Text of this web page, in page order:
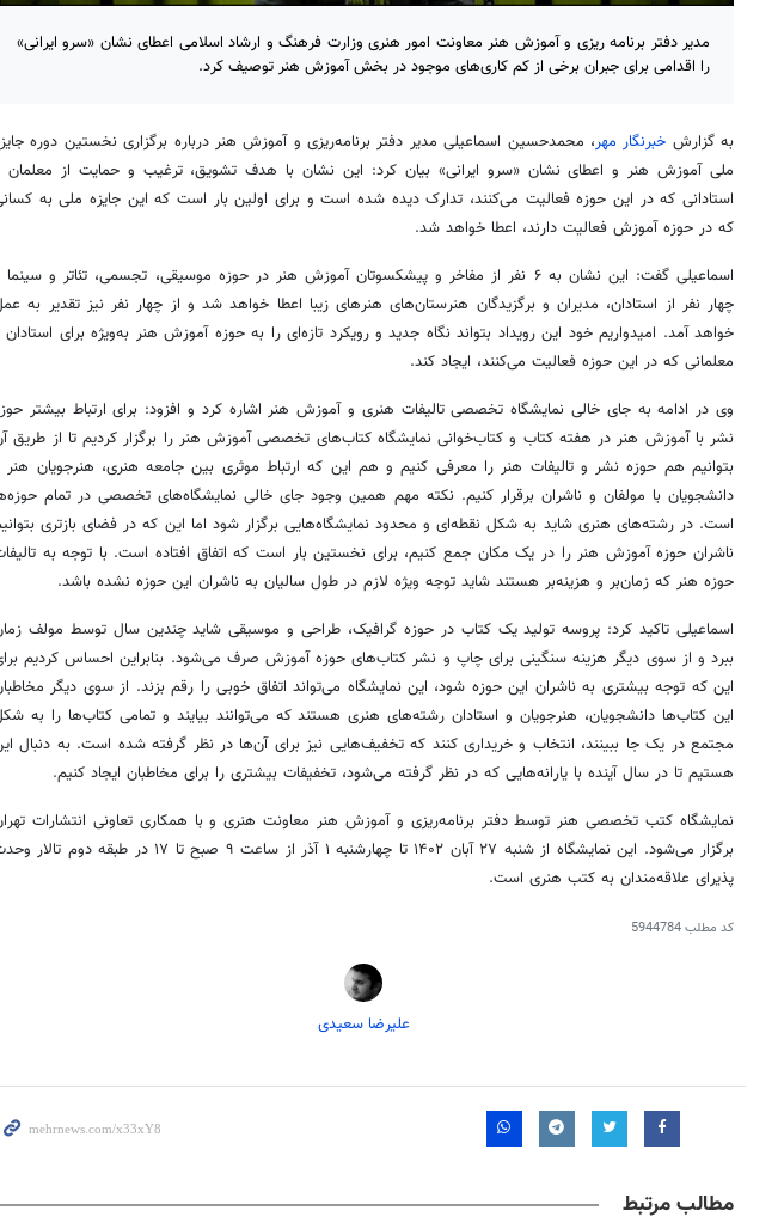
مدیر دفتر برنامه ریزی و آموزش هنر معاونت امور هنری وزارت فرهنگ و ارشاد اسلامی اعطای نشان «سرو ایرانی»
را اقدامی برای جبران برخی از کم کاری‌های موجود در بخش آموزش هنر توصیف کرد.
به گزارش خبرنگار مهر، محمدحسین اسماعیلی مدیر دفتر برنامه‌ریزی و آموزش هنر درباره برگزاری نخستین دوره
ملی آموزش هنر و اعطای نشان «سرو ایرانی» بیان کرد: این نشان با هدف تشویق، ترغیب و حمایت از معلمان
استادانی که در این حوزه فعالیت می‌کنند، تدارک دیده شده است و برای اولین بار است که این جایزه ملی به
که در حوزه آموزش فعالیت دارند، اعطا خواهد شد.
اسماعیلی گفت: این نشان به ۶ نفر از مفاخر و پیشکسوتان آموزش هنر در حوزه موسیقی، تجسمی، تئاتر و
چهار نفر از استادان، مدیران و برگزیدگان هنرستان‌های هنرهای زیبا اعطا خواهد شد و از چهار نفر نیز تقدیر به
خواهد آمد. امیدواریم خود این رویداد بتواند نگاه جدید و رویکرد تازه‌ای را به حوزه آموزش هنر به‌ویژه برای استادان
معلمانی که در این حوزه فعالیت می‌کنند، ایجاد کند.
وی در ادامه به جای خالی نمایشگاه تخصصی تالیفات هنری و آموزش هنر اشاره کرد و افزود: برای ارتباط بیشتر
نشر با آموزش هنر در هفته کتاب و کتاب‌خوانی نمایشگاه کتاب‌های تخصصی آموزش هنر را برگزار کردیم تا از طریق
بتوانیم هم حوزه نشر و تالیفات هنر را معرفی کنیم و هم این که ارتباط موثری بین جامعه هنری، هنرجویان هنر
دانشجویان با مولفان و ناشران برقرار کنیم. نکته مهم همین وجود جای خالی نمایشگاه‌های تخصصی در تمام
است. در رشته‌های هنری شاید به شکل نقطه‌ای و محدود نمایشگاه‌هایی برگزار شود اما این که در فضای بازتری
ناشران حوزه آموزش هنر را در یک مکان جمع کنیم، برای نخستین بار است که اتفاق افتاده است. با توجه به
حوزه هنر که زمان‌بر و هزینه‌بر هستند شاید توجه ویژه لازم در طول سالیان به ناشران این حوزه نشده باشد.
اسماعیلی تاکید کرد: پروسه تولید یک کتاب در حوزه گرافیک، طراحی و موسیقی شاید چندین سال توسط مولف
ببرد و از سوی دیگر هزینه سنگینی برای چاپ و نشر کتاب‌های حوزه آموزش صرف می‌شود. بنابراین احساس کردیم
این که توجه بیشتری به ناشران این حوزه شود، این نمایشگاه می‌تواند اتفاق خوبی را رقم بزند. از سوی دیگر
این کتاب‌ها دانشجویان، هنرجویان و استادان رشته‌های هنری هستند که می‌توانند بیایند و تمامی کتاب‌ها را به
مجتمع در یک جا ببینند، انتخاب و خریداری کنند که تخفیف‌هایی نیز برای آن‌ها در نظر گرفته شده است. به دنبال
هستیم تا در سال آینده با یارانه‌هایی که در نظر گرفته می‌شود، تخفیفات بیشتری را برای مخاطبان ایجاد کنیم.
نمایشگاه کتب تخصصی هنر توسط دفتر برنامه‌ریزی و آموزش هنر معاونت هنری و با همکاری تعاونی انتشارات
برگزار می‌شود. این نمایشگاه از شنبه ۲۷ آبان ۱۴۰۲ تا چهارشنبه ۱ آذر از ساعت ۹ صبح تا ۱۷ در طبقه دوم
پذیرای علاقه‌مندان به کتب هنری است.
کد مطلب5944784
علیرضا سعیدی
مطالب مرتبط
روزنامه‌های صبح پنج‌شنبه ۱۵ مرداد ۱۴۰۵